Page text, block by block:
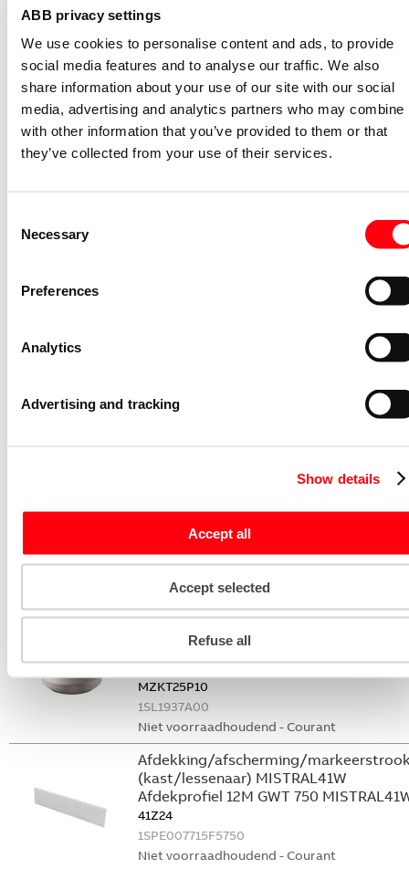
ABB privacy settings
We use cookies to personalise content and ads, to provide
social media features and to analyse our traffic. We also
share information about your use of our site with our social
media, advertising and analytics partners who may combine
with other information that you’ve provided to them or that
they’ve collected from your use of their services.
Selection
Necessary
Preferences
Analytics
Advertising and tracking
Show details
Accept all
Accept selected
Refuse all
Type sluiting
Inbouwhoogte (millimeter)
528
Aard-verbindingsblok
Nee
Nulleider verbindingsblok
Signaaldoorlatende deur
Nee
Type deur
Enkel
kast/lessenaar inbouw MISTRAL65
Afdekstrook 12mod. Mistral65
MZKT20P10
Niet voorraadhoudend - Courant
Kabeldoorvoertule MISTRAL65
Kabelinvoer tule ø25
MZKT25P10
1SL1937A00
Niet voorraadhoudend - Courant
Afdekking/afscherming/
(kast/lessenaar) MISTRAL41W
Afdekprofiel 12M GWT 750
41Z24
1SPE007715F5750
Niet voorraadhoudend - Courant